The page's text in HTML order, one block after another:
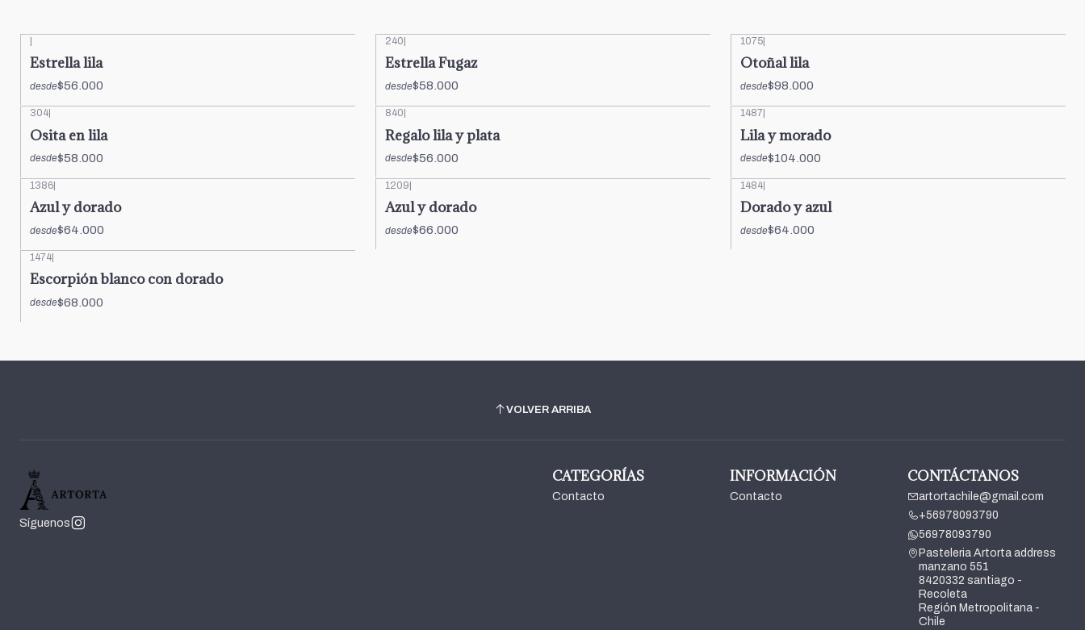
Estrella lila
desde$56.000
240
Estrella Fugaz
desde$58.000
1075|
Otoñal lila
desde$98.000
304
Osita en lila
desde$58.000
840
Regalo lila y plata
desde$56.000
1487|
Lila y morado
desde$104.000
1386|
Azul y dorado
desde$64.000
1209|
Azul y dorado
desde$66.000
1484|
Dorado y azul
desde$64.000
1474
Escorpión blanco con dorado
desde$68.000
VOLVER ARRIBA
Síguenos
CATEGORÍAS
Contacto
INFORMACIÓN
Contacto
CONTÁCTANOS
artortachile@gmail.com
+56978093790
56978093790
Pasteleria Artorta address
manzano 551
8420332 santiago -
Recoleta
Región Metropolitana -
Chile